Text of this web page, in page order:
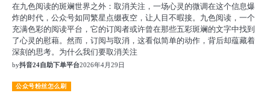
在九色阅读的斑斓世界之外：取消关注，一场心灵的微调在这个信息爆
炸的时代，公众号如同繁星点缀夜空，让人目不暇接。九色阅读，一个
充满色彩的阅读平台，它的订阅者或许曾在那些五彩斑斓的文字中找到
了心灵的慰藉。然而，订阅与取消，这看似简单的动作，背后却蕴藏着
深刻的思考。为什么我们要取消关注
by抖音24自助下单平台2026年4月29日
公众号粉丝怎么刷